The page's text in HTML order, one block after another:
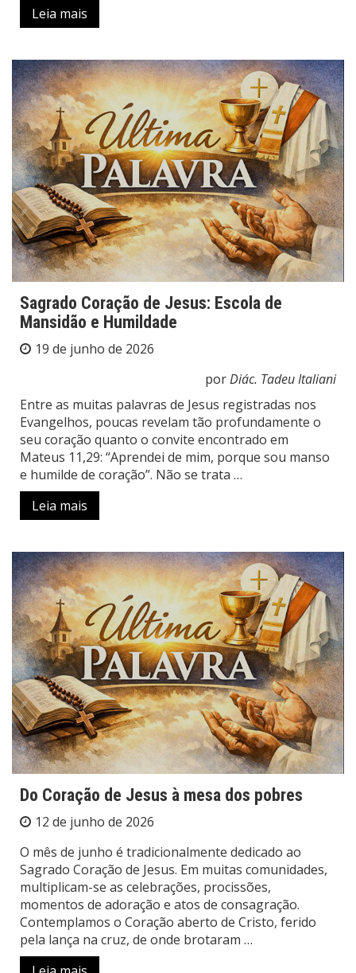
Leia mais
Sagrado Coração de Jesus: Escola de
Mansidão e Humildade
19 de junho de 2026
porDiác. Tadeu Italiani
Entre as muitas palavras de Jesus registradas nos
Evangelhos, poucas revelam tão profundamente o
seu coração quanto o convite encontrado em
Mateus 11,29: “Aprendei de mim, porque sou manso
e humilde de coração”. Não se trata …
Leia mais
Do Coração de Jesus à mesa dos pobres
12 de junho de 2026
O mês de junho é tradicionalmente dedicado ao
Sagrado Coração de Jesus. Em muitas comunidades,
multiplicam-se as celebrações, procissões,
momentos de adoração e atos de consagração.
Contemplamos o Coração aberto de Cristo, ferido
pela lança na cruz, de onde brotaram …